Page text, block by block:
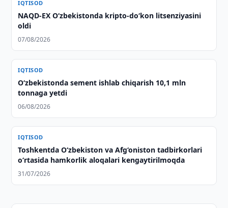
IQTISOD
NAQD-EX O‘zbekistonda kripto-do‘kon litsenziyasini
oldi
07/08/2026
IQTISOD
O‘zbekistonda sement ishlab chiqarish 10,1 mln
tonnaga yetdi
06/08/2026
IQTISOD
Toshkentda O‘zbekiston va Afg‘oniston tadbirkorlari
o‘rtasida hamkorlik aloqalari kengaytirilmoqda
31/07/2026